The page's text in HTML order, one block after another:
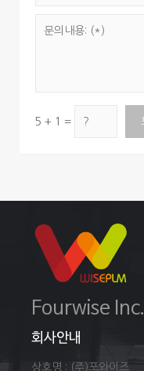
5 + 1 =
Fourwise Inc.
회사안내
상호명 : (주)포와이즈